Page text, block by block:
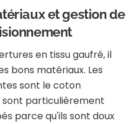
et gestion de
en tissu gaufré, il
bons matériaux. Les
sont le coton
sont particulièrement
parce qu'ils sont doux